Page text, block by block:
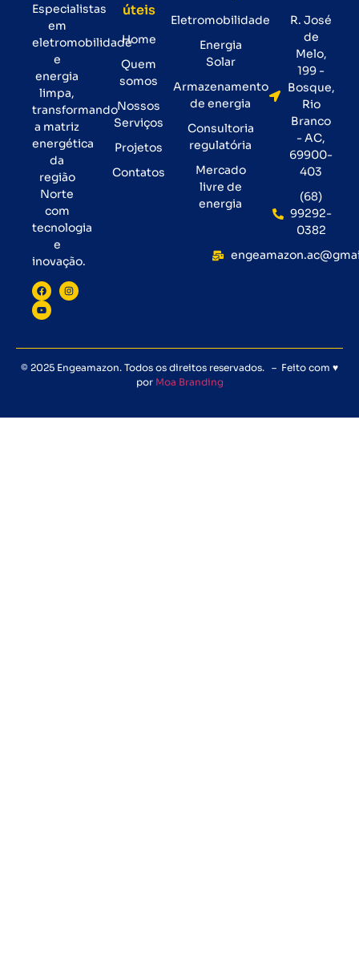
Especialistas
em
eletromobilidade
e
energia
limpa,
transformando
a matriz
energética
da
região
Norte
com
tecnologia
e
inovação.
úteis
Home
Quem
somos
Nossos
Serviços
Projetos
Contatos
Eletromobilidade
Energia
Solar
Armazenamento
de energia
Consultoria
regulatória
Mercado
livre de
energia
R. José
de
Melo,
199 -
Bosque,
Rio
Branco
- AC,
69900-
403
(68)
99292-
0382
© 2025 Engeamazon. Todos os direitos reservados. – Feito com ♥
por Moa Branding